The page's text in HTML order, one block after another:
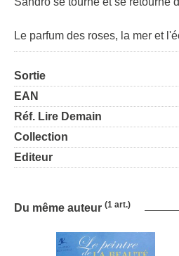
Le parfum des roses, la mer et
Sortie
EAN
Réf. Lire Demain
Collection
Editeur
Du même auteur (1 art.)